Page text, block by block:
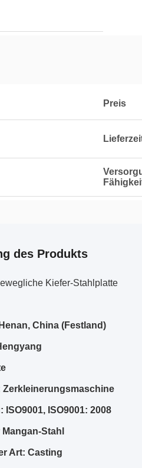
Preis
des Produkts
Kiefer-Stahlplatte
China (Festland)
Zerkleinerungsmaschine
ISO9001: 2008
Stahl
Art: Casting